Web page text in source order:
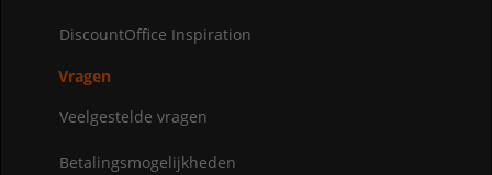
DiscountOffice Inspiration
Vragen
Veelgestelde vragen
Betalingsmogelijkheden